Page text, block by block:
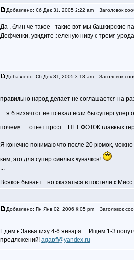
Добавлено: Сб Дек 31, 2005 2:22 am Заголовок
Да , блин че такое - такие вот мы башкирские
Дефченки, увидите зеленую ниву с тремя
Добавлено: Сб Дек 31, 2005 3:18 am Заголовок
правильно народ делает не соглашается на
... я б низачтот не поехал если бы
почему: ... ответ прост... НЕТ ФОТОК главных
...
Я конечно понимаю что после 20 рюмок, можно
кем, это для супер смелых чувачков!
...
...
Всякое бывает... но оказаться в постели с
Добавлено: Пн Янв 02, 2006 6:05 pm Заголовок
Едем в Завьялиху 4-6 января.... Ищем 1-3
предложений! agapff@yandex.ru